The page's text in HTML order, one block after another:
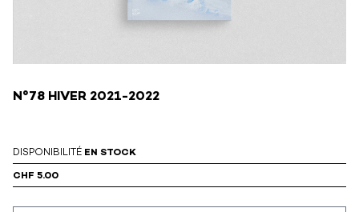
N°78 HIVER 2021-2022
DISPONIBILITÉ EN STOCK
CHF 5.00